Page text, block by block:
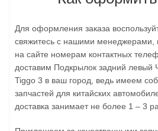
Для оформления заказа
свяжитесь с нашими менеджерами,
на сайте номерам контактных
доставим Подкрылок задний левый
Tiggo 3 в ваш город, ведь имеем
запчастей для китайских
доставка занимает не более 1 – 3